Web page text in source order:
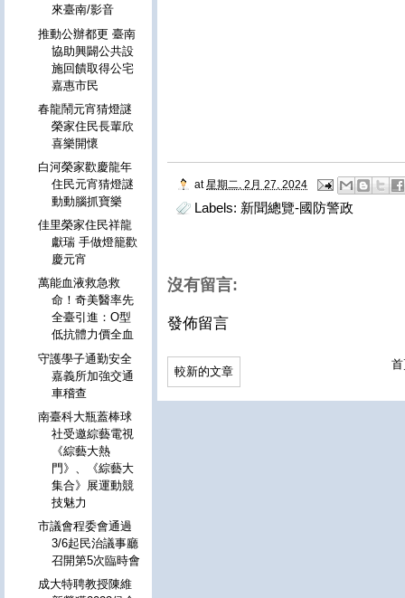
at 星期二, 2月 27, 2024
Labels: 新聞總覽-國防警政
沒有留言:
發佈留言
較新的文章
來臺南/影音
推動公辦都更 臺南
協助興闢公共設
施回饋取得公宅
嘉惠市民
春龍鬧元宵猜燈謎
榮家住民長輩欣
喜樂開懷
白河榮家歡慶龍年
住民元宵猜燈謎
動動腦抓寶樂
佳里榮家住民祥龍
獻瑞 手做燈籠歡
慶元宵
萬能血液救急救
命！奇美醫率先
全臺引進：O型
低抗體力價全血
守護學子通勤安全
嘉義所加強交通
車稽查
南臺科大瓶蓋棒球
社受邀綜藝電視
《綜藝大熱
門》、《綜藝大
集合》展運動競
技魅力
市議會程委會通過
3/6起民治議事廳
召開第5次臨時會
成大特聘教授陳維